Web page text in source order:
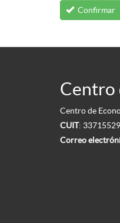
Confirmar
Centro
Centro de
CUIT:
Correo